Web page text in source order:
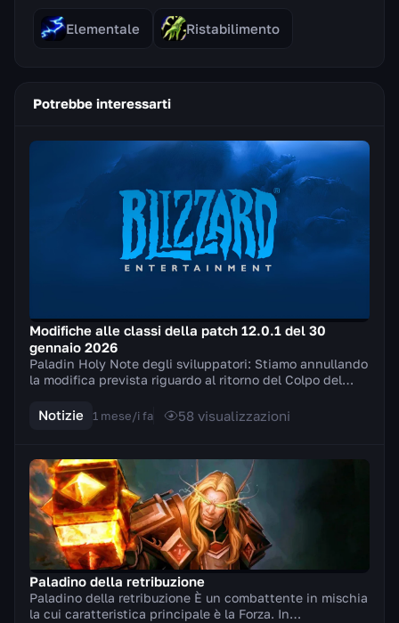
Elementale Ristabilimento
Potrebbe interessarti
Modifiche alle classi della patch 12.0.1 del 30
gennaio 2026
Paladin Holy Note degli sviluppatori: Stiamo annullando
la modifica prevista riguardo al ritorno del Colpo del
Notizie 1 mese/i fa 58 visualizzazioni
Paladino della retribuzione
Paladino della retribuzione È un combattente in mischia
la cui caratteristica principale è la Forza. In